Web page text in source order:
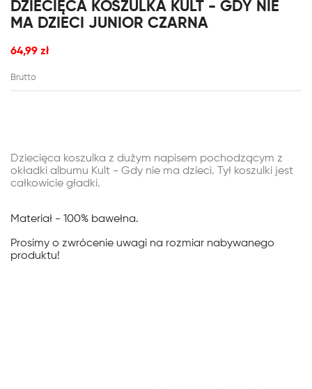
DZIECIĘCA KOSZULKA KULT - GDY NIE
MA DZIECI JUNIOR CZARNA
64,99 zł
Brutto
Dziecięca koszulka z dużym napisem pochodzącym z
okładki albumu Kult - Gdy nie ma dzieci.
Tył koszulki jest
całkowicie gładki.
Materiał - 100% bawełna.
Prosimy o zwrócenie uwagi na rozmiar nabywanego
produktu!